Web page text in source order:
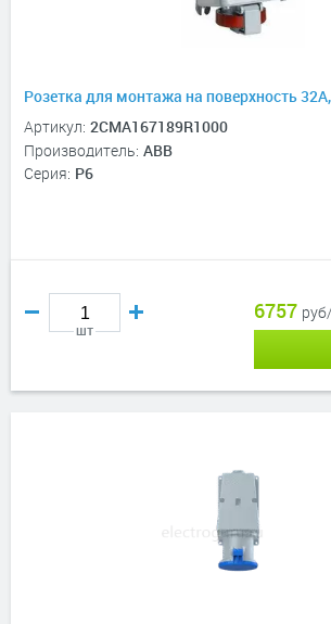
Розетка для монтажа на поверхность
Артикул: 2CMA167189R1000
Производитель: ABB
Серия: P6
шт
6757